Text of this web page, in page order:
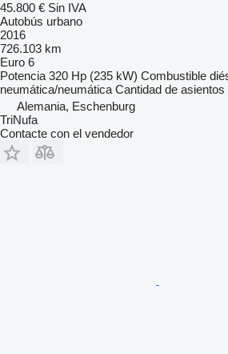
45.800 € Sin IVA
Autobús urbano
2016
726.103 km
Euro 6
Potencia 320 Hp (235 kW) Combustible
neumática/neumática Cantidad de asientos
Alemania, Eschenburg
TriNufa
Contacte con el vendedor